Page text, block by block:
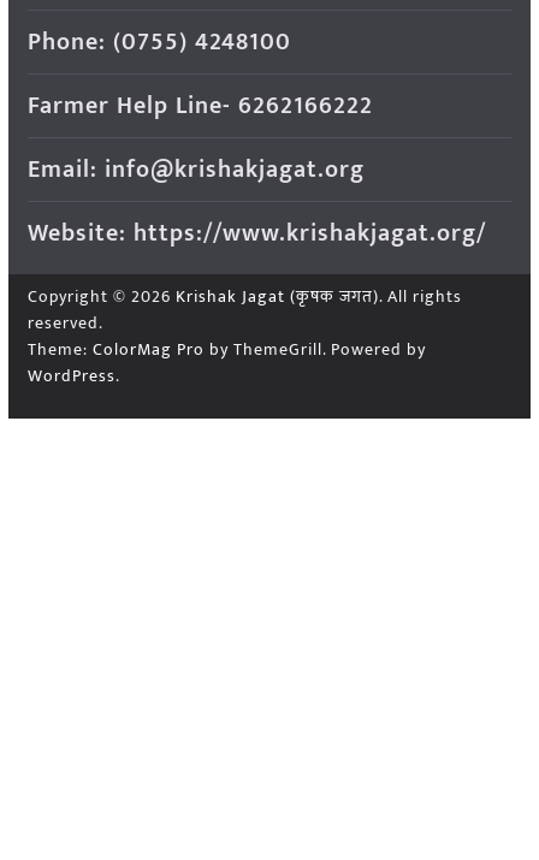
Phone: (0755) 4248100
Farmer Help Line- 6262166222
Email: info@krishakjagat.org
Website: https://www.krishakjagat.org/
Copyright © 2026 Krishak Jagat (कृषक जगत). All rights
reserved.
Theme: ColorMag Pro by ThemeGrill. Powered by
WordPress.